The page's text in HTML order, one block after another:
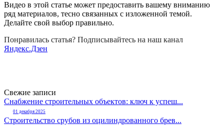
Видео в этой статье может предоставить вашему вниманию
ряд материалов, тесно связанных с изложенной темой.
Делайте свой выбор правильно.
Понравилась статья? Подписывайтесь на наш канал
Яндекс.Дзен
Свежие записи
Снабжение строительных объектов: ключ к успеш...
01 декабря 2025
Строительство срубов из оцилиндрованного брев...